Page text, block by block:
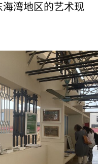
海湾地区的艺术现